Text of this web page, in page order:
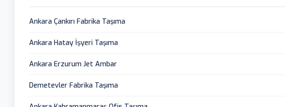
Ankara Çankırı Fabrika Taşıma
Ankara Hatay İşyeri Taşıma
Ankara Erzurum Jet Ambar
Demetevler Fabrika Taşıma